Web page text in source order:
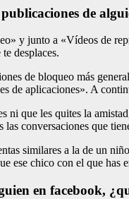
publicaciones de
y junto a «Vídeos de
desplaces.
de bloqueo más
de aplicaciones». A
ni que les quites la
las conversaciones que
similares a la de un
ese chico con el que
en facebook,